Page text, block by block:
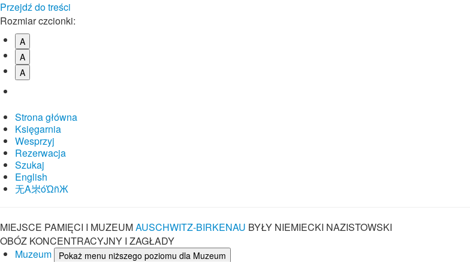
Przejdź do treści
Rozmiar czcionki:
A
A
A
Strona główna
Księgarnia
Wesprzyj
Rezerwacja
Szukaj
English
⽆A㞸óὨñЖ
MIEJSCE PAMIĘCI I MUZEUMAUSCHWITZ-BIRKENAU BYŁY NIEMIECKI NAZISTOWSKI
OBÓZ KONCENTRACYJNY I ZAGŁADY
Muzeum
Pokaż menu niższego poziomu dla Muzeum